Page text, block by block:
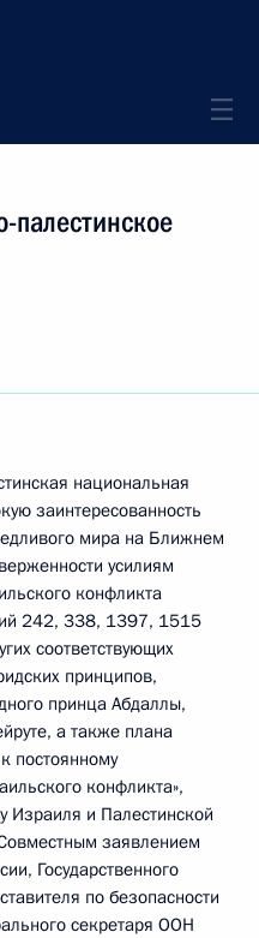
палестинское
национальная
заинтересованность
мира на Ближнем
усилиям
конфликта
242, 338, 1397, 1515
соответствующих
принципов,
принца Абдаллы,
а также плана
постоянному
конфликта»,
Израиля и Палестинской
заявлением
Государственного
по безопасности
секретаря ООН